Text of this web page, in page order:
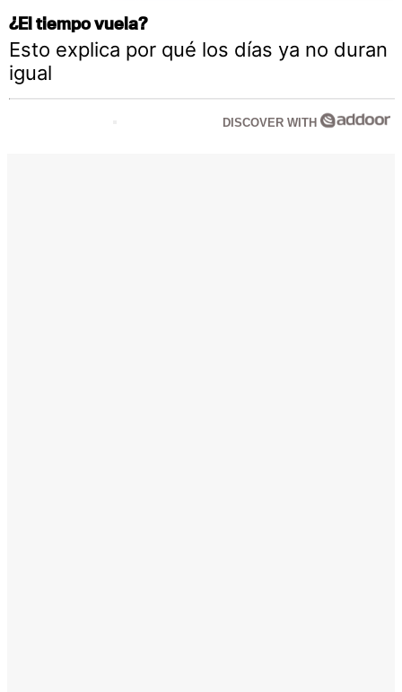
¿El tiempo vuela?
Esto explica por qué los días ya no duran
igual
DISCOVER WITH